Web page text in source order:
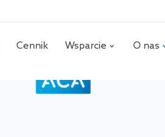
Cennik Wsparcie O nas